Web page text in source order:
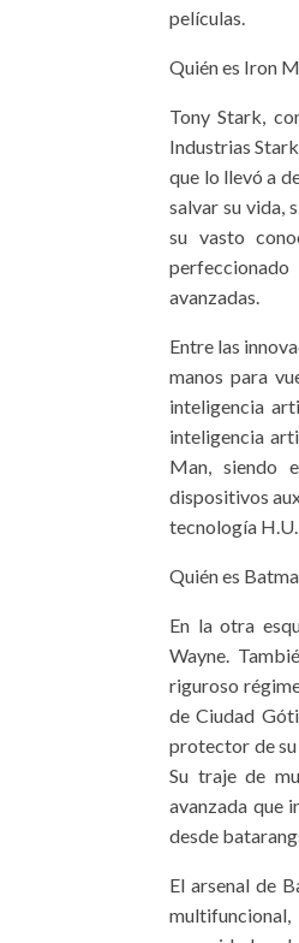
películas.
Quién es Iron
Tony Stark,
Industrias
que lo llevó a
salvar su vida,
su vasto
avanzadas.
Entre las
manos para
inteligencia
inteligencia
Man, siendo
dispositivos
tecnología
Quién es
En la otra
Wayne.
riguroso
de Ciudad
protector de
Su traje de
avanzada que
desde
El arsenal de